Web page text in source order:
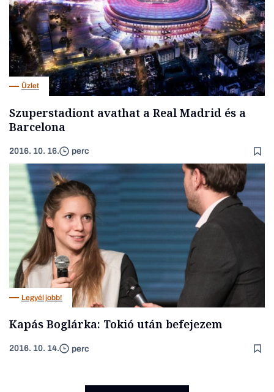
Üzlet
Szuperstadiont avathat a Real Madrid és a
Barcelona
2016. 10. 16. perc
Legyél jobb!
Kapás Boglárka: Tokió után befejezem
2016. 10. 14. perc